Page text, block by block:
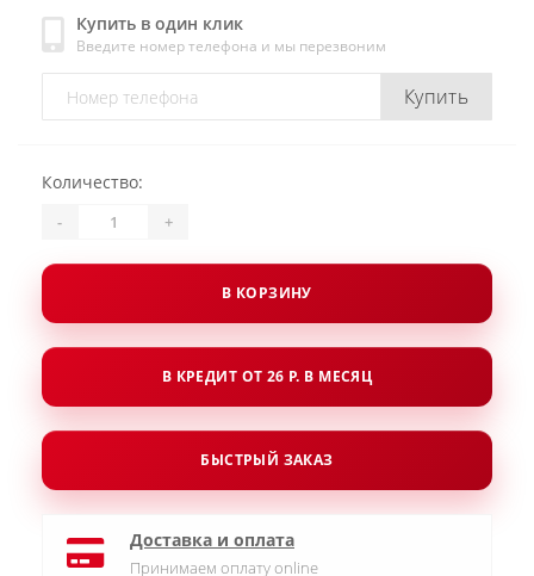
Купить в один клик
Введите номер телефона и мы перезвоним
Купить
Количество:
- +
В КОРЗИНУ
В КРЕДИТ ОТ 26 Р. В МЕСЯЦ
БЫСТРЫЙ ЗАКАЗ
Доставка и оплата
Принимаем оплату online